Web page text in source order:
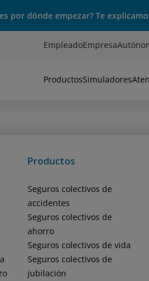
por dónde empezar? Te
EmpleadoEmpresa
ProductosSimuladores
Productos
Seguros colectivos de
accidentes
Seguros colectivos de
ahorro
Seguros colectivos de vida
Seguros colectivos de
jubilación